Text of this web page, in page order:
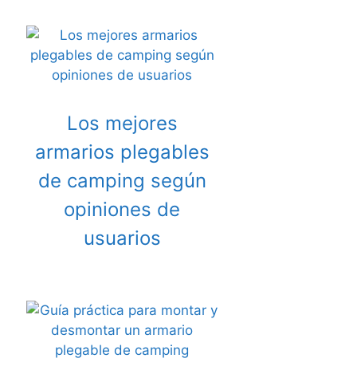
Los mejores
armarios plegables
de camping según
opiniones de
usuarios